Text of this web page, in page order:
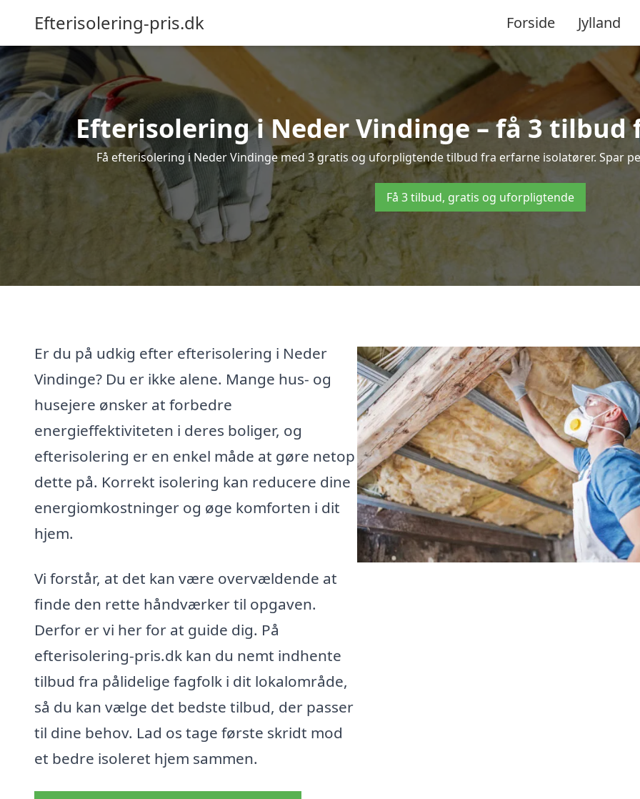
Efterisolering-pris.dk Forside Jylland
Efterisolering i Neder Vindinge – få 3
Få efterisolering i Neder Vindinge med 3 gratis og uforpligtende tilbud fra erfarne isolatører. Spar
Få 3 tilbud, gratis og uforpligtende
Er du på udkig efter efterisolering i Neder
Vindinge? Du er ikke alene. Mange hus- og
husejere ønsker at forbedre
energieffektiviteten i deres boliger, og
efterisolering er en enkel måde at gøre netop
dette på. Korrekt isolering kan reducere dine
energiomkostninger og øge komforten i dit
hjem.
Vi forstår, at det kan være overvældende at
finde den rette håndværker til opgaven.
Derfor er vi her for at guide dig. På
efterisolering-pris.dk kan du nemt indhente
tilbud fra pålidelige fagfolk i dit lokalområde,
så du kan vælge det bedste tilbud, der passer
til dine behov. Lad os tage første skridt mod
et bedre isoleret hjem sammen.